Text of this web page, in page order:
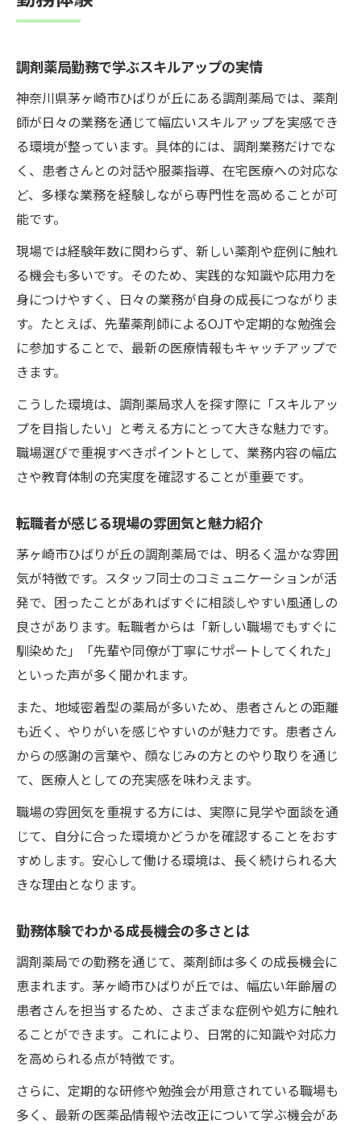
調剤薬局勤務で学ぶスキルアップの実情
神奈川県茅ヶ崎市ひばりが丘にある調剤薬局では、薬剤
師が日々の業務を通じて幅広いスキルアップを実感でき
る環境が整っています。具体的には、調剤業務だけでな
く、患者さんとの対話や服薬指導、在宅医療への対応な
ど、多様な業務を経験しながら専門性を高めることが可
能です。
現場では経験年数に関わらず、新しい薬剤や症例に触れ
る機会も多いです。そのため、実践的な知識や応用力を
身につけやすく、日々の業務が自身の成長につながりま
す。たとえば、先輩薬剤師によるOJTや定期的な勉強会
に参加することで、最新の医療情報もキャッチアップで
きます。
こうした環境は、調剤薬局求人を探す際に「スキルアッ
プを目指したい」と考える方にとって大きな魅力です。
職場選びで重視すべきポイントとして、業務内容の幅広
さや教育体制の充実度を確認することが重要です。
転職者が感じる現場の雰囲気と魅力紹介
茅ヶ崎市ひばりが丘の調剤薬局では、明るく温かな雰囲
気が特徴です。スタッフ同士のコミュニケーションが活
発で、困ったことがあればすぐに相談しやすい風通しの
良さがあります。転職者からは「新しい職場でもすぐに
馴染めた」「先輩や同僚が丁寧にサポートしてくれた」
といった声が多く聞かれます。
また、地域密着型の薬局が多いため、患者さんとの距離
も近く、やりがいを感じやすいのが魅力です。患者さん
からの感謝の言葉や、顔なじみの方とのやり取りを通じ
て、医療人としての充実感を味わえます。
職場の雰囲気を重視する方には、実際に見学や面談を通
じて、自分に合った環境かどうかを確認することをおす
すめします。安心して働ける環境は、長く続けられる大
きな理由となります。
勤務体験でわかる成長機会の多さとは
調剤薬局での勤務を通じて、薬剤師は多くの成長機会に
恵まれます。茅ヶ崎市ひばりが丘では、幅広い年齢層の
患者さんを担当するため、さまざまな症例や処方に触れ
ることができます。これにより、日常的に知識や対応力
を高められる点が特徴です。
さらに、定期的な研修や勉強会が用意されている職場も
多く、最新の医薬品情報や法改正について学ぶ機会があ